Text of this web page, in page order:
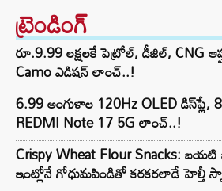
ట్రెండింగ్‌
రూ.9.99 లక్షలకే పెట్రోల్, డీజిల్, CNG
Camo ఎడిషన్ లాంచ్..!
6.99 అంగుళాల 120Hz OLED
REDMI Note 17 5G లాంచ్..!
Crispy Wheat Flour Snacks: బయటి
ఇంట్లోనే గోధుమపిండితో కరకరలాడే హెల్తీ